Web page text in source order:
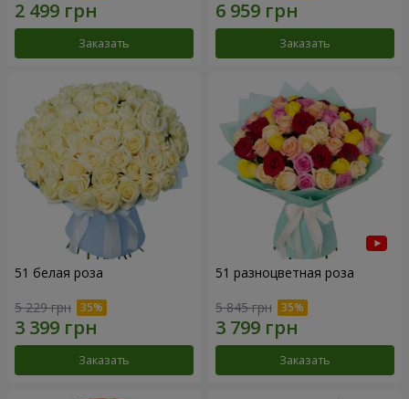
Заказать Заказать
51 белая роза
5 229 грн
Заказать
51 разноцветная роза
5 845 грн
Заказать